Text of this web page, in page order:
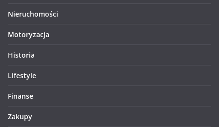
Nieruchomości
Motoryzacja
Historia
Lifestyle
Finanse
Zakupy